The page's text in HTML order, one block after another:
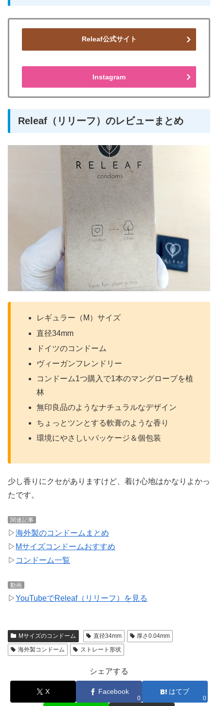
Releaf公式サイト
Instagram
Releaf（リリーフ）のレビューまとめ
レギュラー（M）サイズ
直径34mm
ドイツのコンドーム
ヴィーガンフレンドリー
コンドーム1つ購入で1本のマングローブを植
林
無印良品のようなナチュラルなデザイン
ちょっとツンとする軟膏のような香り
環境にやさしいパッケージ＆個包装
少し香りにクセがありますけど、着け心地はかなりよかっ
たです。
関連記事
▷海外製のコンドームまとめ
▷ Mサイズコンドームおすすめ
▷ コンドーム一覧
動画
▷YouTubeでReleaf（リリーフ）を見る
Mサイズのコンドーム 直径34mm
厚さ0.04mm
海外製コンドーム
ストレート形状
シェアする
X Facebook
0
はてブ
0